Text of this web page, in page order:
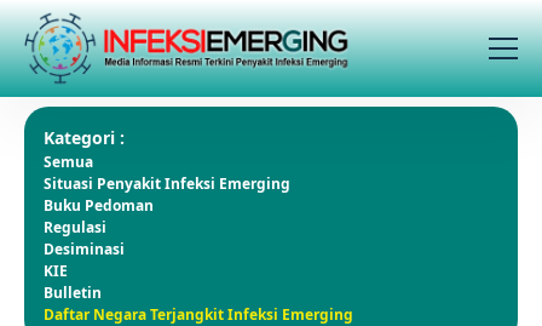
Kategori :
Semua
Situasi Penyakit Infeksi Emerging
Buku Pedoman
Regulasi
Desiminasi
KIE
Bulletin
Daftar Negara Terjangkit Infeksi Emerging